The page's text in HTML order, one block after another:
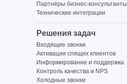
Технические интеграции
Партнёры бизнес-консультанты
Решения задач
Входящие звонки
Активация спящих клиентов
Информирование и поддержка
Контроль качества и NPS
Холодные звонки